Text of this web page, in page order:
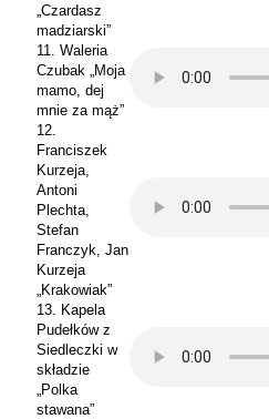
„Czardasz
madziarski”
11. Waleria
Czubak „Moja
mamo, dej
mnie za mąż”
12.
Franciszek
Kurzeja,
Antoni
Plechta,
Stefan
Franczyk, Jan
Kurzeja
„Krakowiak”
13. Kapela
Pudełków z
Siedleczki w
składzie
„Polka
stawana”